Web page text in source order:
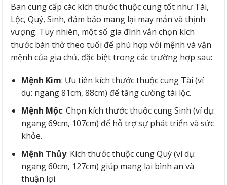
Ban cung cấp các kích thước thuộc cung tốt như Tài,
Lộc, Quý, Sinh, đảm bảo mang lại may mắn và thịnh
vượng. Tuy nhiên, một số gia đình vẫn chọn kích
thước bàn thờ theo tuổi để phù hợp với mệnh và vận
mệnh của gia chủ, đặc biệt trong các trường hợp sau:
Mệnh Kim: Ưu tiên kích thước thuộc cung Tài (ví
dụ: ngang 81cm, 88cm) để tăng cường tài lộc.
Mệnh Mộc: Chọn kích thước thuộc cung Sinh (ví dụ:
ngang 69cm, 107cm) để hỗ trợ sự phát triển và sức
khỏe.
Mệnh Thủy: Kích thước thuộc cung Quý (ví dụ:
ngang 60cm, 127cm) giúp mang lại bình an và
thuận lợi.